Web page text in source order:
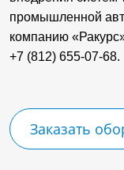
промышленной
компанию
+7 (812) 655-07-68.
Заказать